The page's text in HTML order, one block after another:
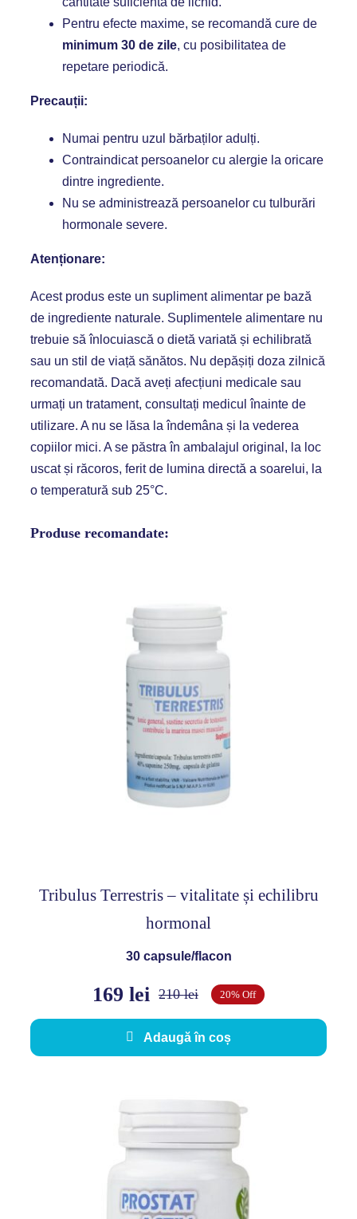
Pentru efecte maxime, se recomandă cure de
minimum 30 de zile, cu posibilitatea de
repetare periodică.
Precauții:
Numai pentru uzul bărbaților adulți.
Contraindicat persoanelor cu alergie la oricare
dintre ingrediente.
Nu se administrează persoanelor cu tulburări
hormonale severe.
Atenționare:
Acest produs este un supliment alimentar pe bază
de ingrediente naturale. Suplimentele alimentare nu
trebuie să înlocuiască o dietă variată și echilibrată
sau un stil de viață sănătos. Nu depășiți doza zilnică
recomandată. Dacă aveți afecțiuni medicale sau
urmați un tratament, consultați medicul înainte de
utilizare. A nu se lăsa la îndemâna și la vederea
copiilor mici. A se păstra în ambalajul original, la loc
uscat și răcoros, ferit de lumina directă a soarelui, la
o temperatură sub 25°C.
Produse recomandate:
Tribulus Terrestris – vitalitate și echilibru
hormonal
Tribulus Terrestris – vitalitate și echilibru
hormonal
30 capsule/flacon
210leiPrețul
inițial
a
210 lei.
169 lei
Prețul
curent
este:
20% Off
Adaugă în coș